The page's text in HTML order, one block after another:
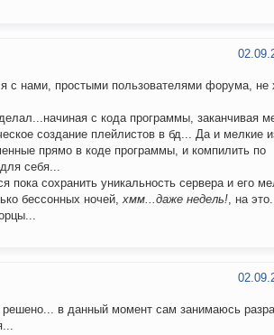
с нами, простыми пользователями форума, не
с кода программы, заканчивая
создание плейлистов в бд... Да и мелкие
прямо в коде программы, и компилить по
себя...
пока сохранить уникальность сервера и его
бессонных ночей,хмм...даже недель!, на
в данный момент сам занимаюсь